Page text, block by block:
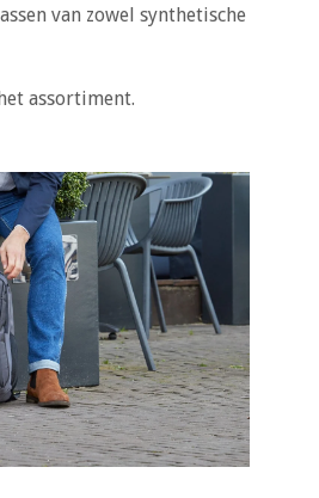
van zowel synthetische
assortiment.